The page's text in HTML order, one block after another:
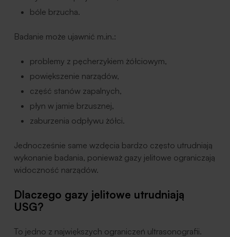
bóle brzucha.
Badanie może ujawnić m.in.:
problemy z pęcherzykiem żółciowym,
powiększenie narządów,
część stanów zapalnych,
płyn w jamie brzusznej,
zaburzenia odpływu żółci.
Jednocześnie same wzdęcia bardzo często utrudniają
wykonanie badania, ponieważ gazy jelitowe ograniczają
widoczność narządów.
Dlaczego gazy jelitowe utrudniają
USG?
To jedno z największych ograniczeń ultrasonografii.